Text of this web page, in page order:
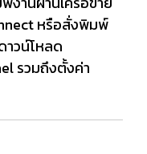
หรือสั่งพิมพ์
าวน์โหลด
รวมถึงตั้งค่า